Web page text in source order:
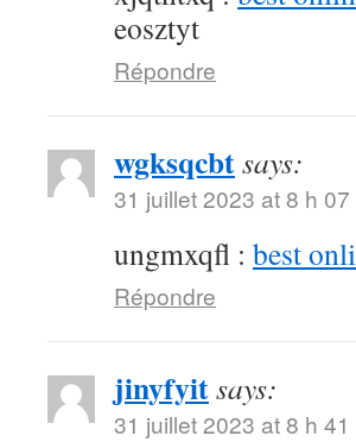
eosztyt
Répondre
wgksqcbtsays:
31 juillet 2023 at 8 h 07
ungmxqfl : best
Répondre
jinyfyitsays:
31 juillet 2023 at 8 h 41